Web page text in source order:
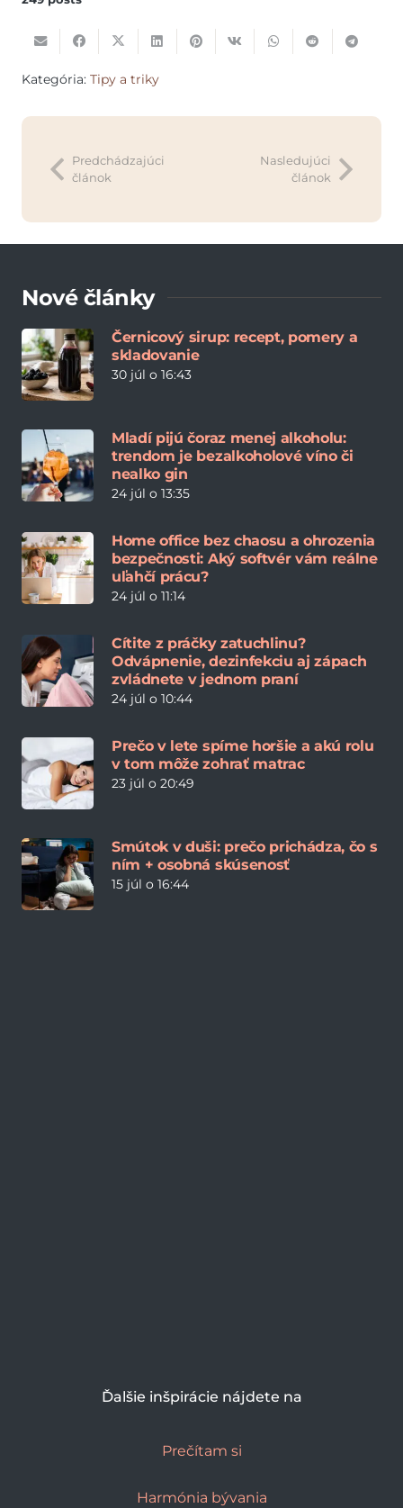
Kategória: Tipy a triky
Predchádzajúci
článok
Nasledujúci
článok
Nové články
Černicový sirup: recept, pomery a
skladovanie
30 júl o 16:43
Mladí pijú čoraz menej alkoholu:
trendom je bezalkoholové víno či
nealko gin
24 júl o 13:35
Home office bez chaosu a ohrozenia
bezpečnosti: Aký softvér vám reálne
uľahčí prácu?
24 júl o 11:14
Cítite z práčky zatuchlinu?
Odvápnenie, dezinfekciu aj zápach
zvládnete v jednom praní
24 júl o 10:44
Prečo v lete spíme horšie a akú rolu
v tom môže zohrať matrac
23 júl o 20:49
Smútok v duši: prečo prichádza, čo s
ním + osobná skúsenosť
15 júl o 16:44
Ďalšie inšpirácie nájdete na
Prečítam si
Harmónia bývania